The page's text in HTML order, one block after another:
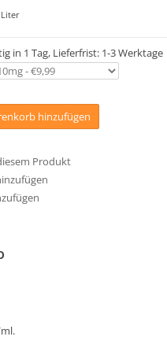
in 1 Tag, Lieferfrist: 1-3 Werktage
hinzufügen
Produkt